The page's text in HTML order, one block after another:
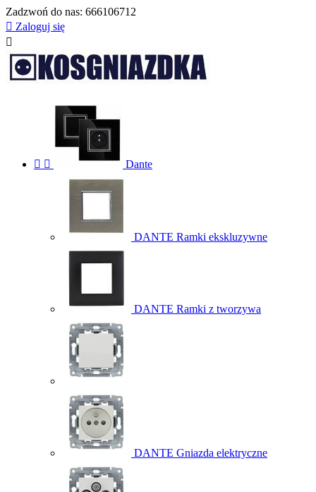
Zadzwoń do nas: 666106712
 Zaloguj się

  Dante
DANTE Ramki ekskluzywne
DANTE Ramki z tworzywa
DANTE Gniazda elektryczne